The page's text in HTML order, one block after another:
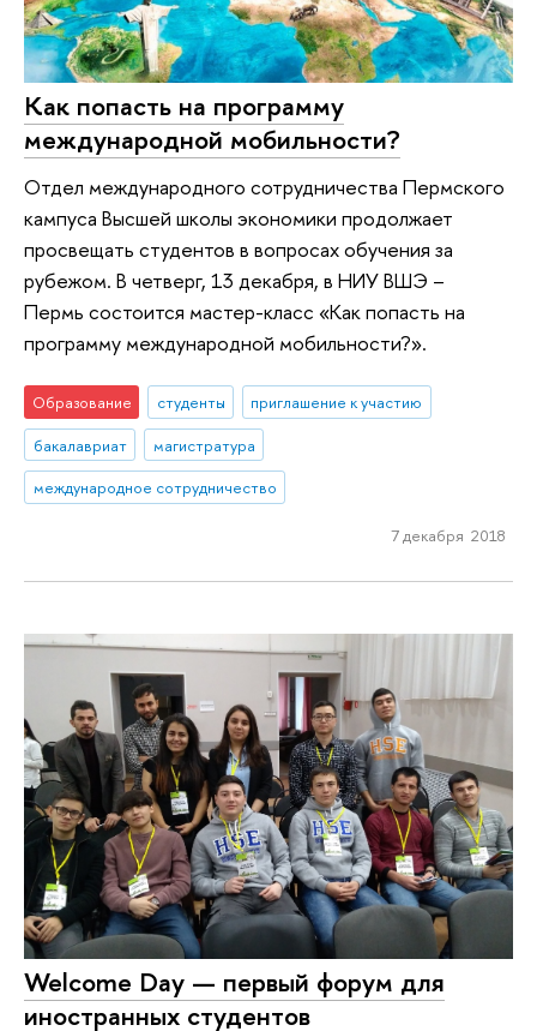
Как попасть на программу
международной мобильности?
Отдел международного сотрудничества Пермского
кампуса Высшей школы экономики продолжает
просвещать студентов в вопросах обучения за
рубежом. В четверг, 13 декабря, в НИУ ВШЭ –
Пермь состоится мастер-класс «Как попасть на
программу международной мобильности?».
Образование студенты
приглашение к участию
бакалавриат
магистратура
международное сотрудничество
7 декабря 2018
Welcome Day — первый форум для
иностранных студентов